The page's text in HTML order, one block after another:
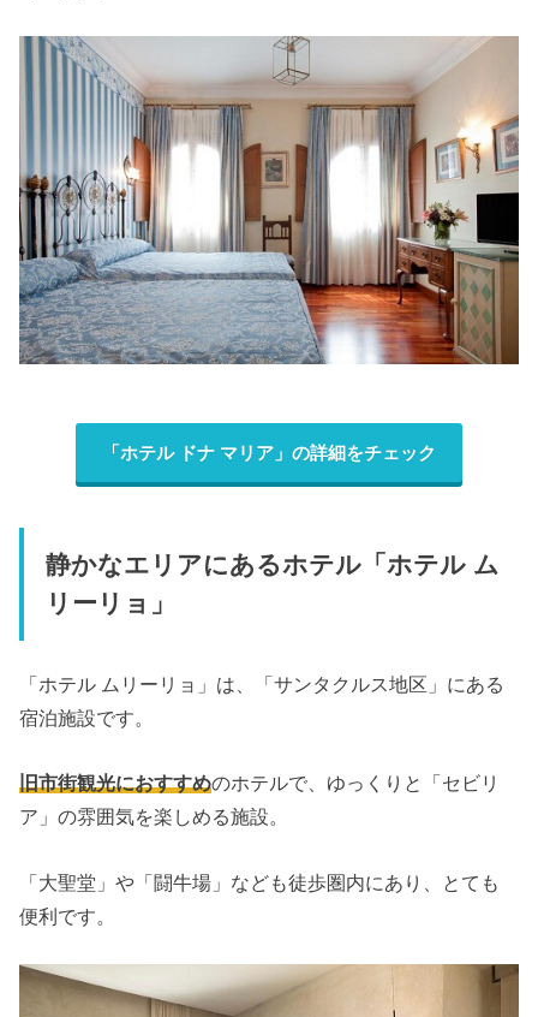
「ホテル ドナ マリア」の詳細をチェック
静かなエリアにあるホテル「ホテル ム
リーリョ」
「ホテル ムリーリョ」は、「サンタクルス地区」にある
宿泊施設です。
旧市街観光におすすめのホテルで、ゆっくりと「セビリ
ア」の雰囲気を楽しめる施設。
「大聖堂」や「闘牛場」なども徒歩圏内にあり、とても
便利です。